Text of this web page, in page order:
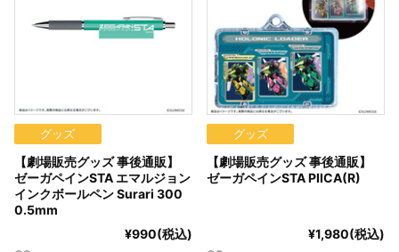
グッズ
【劇場販売グッズ 事後通販】
ゼーガペインSTA エマルジョン
インクボールペン Surari 300
0.5mm
¥990(税込)
グッズ
【劇場販売グッズ 事後通販】
ゼーガペインSTA PIICA(R)
¥1,980(税込)